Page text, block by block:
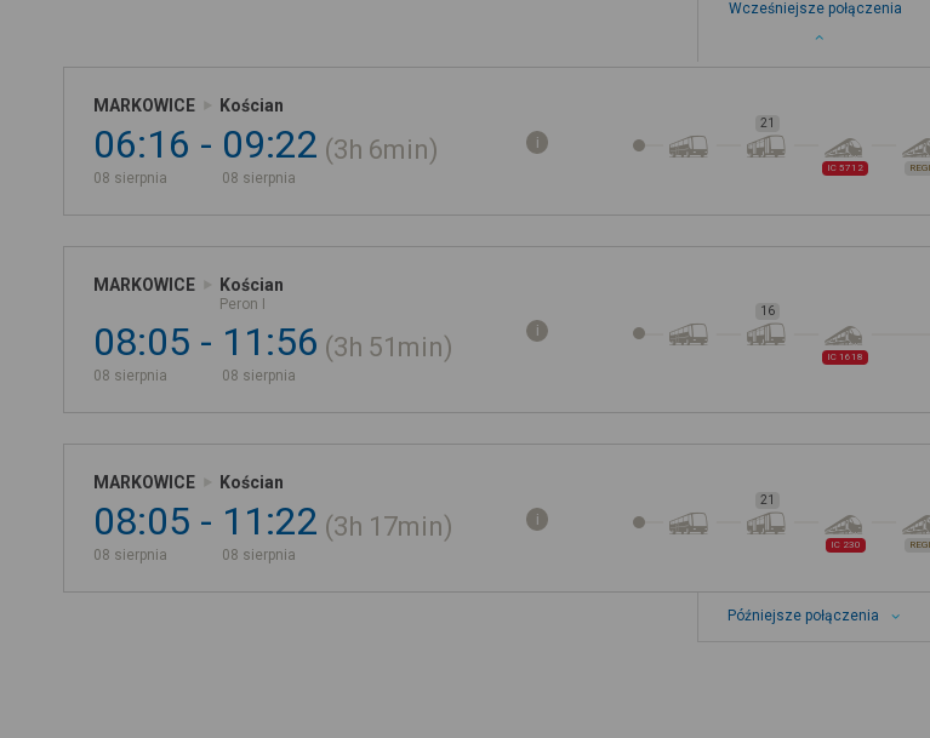
Wcześniejsze połączenia
MARKOWICE Kościan
06:16
08 sierpnia
09:22
08 sierpnia
3h 6min
21
IC 5712
MARKOWICE Kościan
Peron I
08:05
08 sierpnia
11:56
08 sierpnia
3h 51min
16
IC 1618
MARKOWICE Kościan
08:05
08 sierpnia
11:22
08 sierpnia
3h 17min
21
IC 230
Późniejsze połączenia